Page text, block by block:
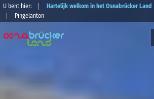
U bent hier: Hartelijk welkom in het Osnabrücker Land
Pingelanton